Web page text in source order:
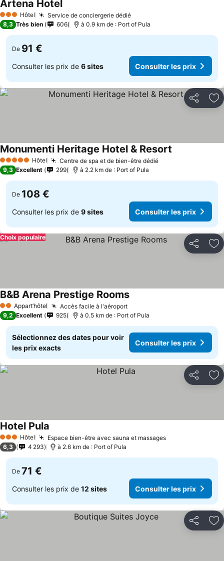
3 ÉtoilesHôtel Service de conciergerie dédié
Artena Hotel
8,3 Très bien 606 à 0.9 km de : Port of Pula
De 91 €
Consulter les prix de 6 sites Consulter les prix
Partager
5 Étoiles Hôtel Centre de spa et de bien-être dédié
Monumenti Heritage Hotel & Resort
9,3 Excellent 299 à 2.2 km de : Port of Pula
De 108 €
Consulter les prix de 9 sites Consulter les prix
Partager
Choix populaire
2 ÉtoilesAppart’hôtel Accès facile à l'aéroport
B&B Arena Prestige Rooms
9,2 Excellent 925 à 0.5 km de : Port of Pula
Sélectionnez des dates pour voir
les prix exacts
Consulter les prix
Partager
3 ÉtoilesHôtel Espace bien-être avec sauna et massages
Hotel Pula
6,3 4 293 à 2.6 km de : Port of Pula
De 71 €
Consulter les prix de 12 sites Consulter les prix
Partager